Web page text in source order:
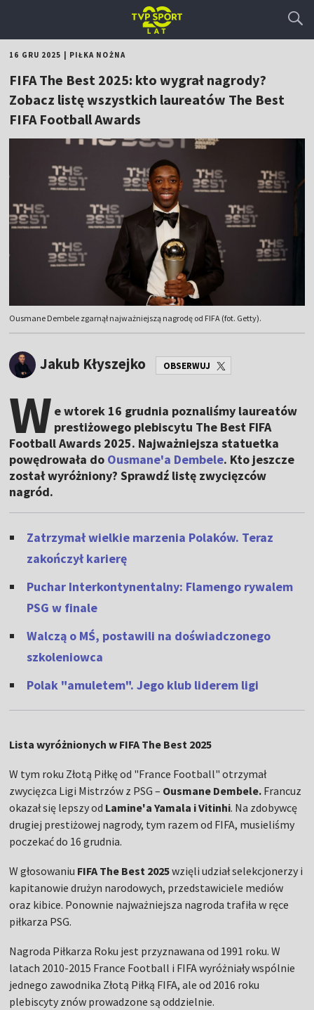
16 GRU 2025 PIŁKA NOŻNA
FIFA The Best 2025: kto wygrał nagrody?
Zobacz listę wszystkich laureatów The Best
FIFA Football Awards
Ousmane Dembele zgarnął najważniejszą nagrodę od FIFA (fot. Getty).
Jakub Kłyszejko OBSERWUJ
W e wtorek 16 grudnia poznaliśmy laureatów
prestiżowego plebiscytu The Best FIFA
Football Awards 2025. Najważniejsza statuetka
powędrowała do Ousmane'a Dembele. Kto jeszcze
został wyróżniony? Sprawdź listę zwycięzców
nagród.
Zatrzymał wielkie marzenia Polaków. Teraz
zakończył karierę
Puchar Interkontynentalny: Flamengo rywalem
PSG w finale
Walczą o MŚ, postawili na doświadczonego
szkoleniowca
Polak "amuletem". Jego klub liderem ligi
Lista wyróżnionych w FIFA The Best 2025
W tym roku Złotą Piłkę od "France Football" otrzymał
zwycięzca Ligi Mistrzów z PSG – Ousmane Dembele. Francuz
okazał się lepszy od Lamine'a Yamala i Vitinhi. Na zdobywcę
drugiej prestiżowej nagrody, tym razem od FIFA, musieliśmy
poczekać do 16 grudnia.
W głosowaniu FIFA The Best 2025wzięli udział selekcjonerzy i
kapitanowie drużyn narodowych, przedstawiciele mediów
oraz kibice. Ponownie najważniejsza nagroda trafiła w ręce
piłkarza PSG.
Nagroda Piłkarza Roku jest przyznawana od 1991 roku. W
latach 2010-2015 France Football i FIFA wyróżniały wspólnie
jednego zawodnika Złotą Piłką FIFA, ale od 2016 roku
plebiscyty znów prowadzone są oddzielnie.